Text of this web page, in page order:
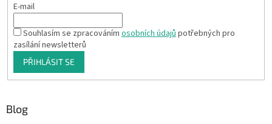
E-mail
Souhlasím se zpracovánímosobních údajůpotřebných pro
zasílání newsletterů
PŘIHLÁSIT SE
Blog